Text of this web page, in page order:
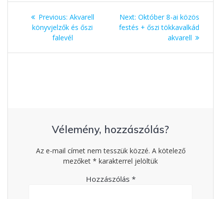
Bejegyzés
navigáció
Previous: Previous
post:
Akvarell
könyvjelzők és őszi
falevél
Next: Next
post:
Október 8-ai közös
festés + őszi tökkavalkád
akvarell
Vélemény, hozzászólás?
Az e-mail címet nem tesszük közzé. A kötelező
mezőket * karakterrel jelöltük
Hozzászólás *